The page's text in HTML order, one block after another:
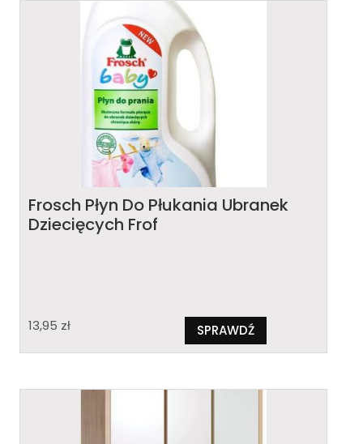
Frosch Płyn Do Płukania Ubranek
Dziecięcych Frof
13,95 zł SPRAWDŹ